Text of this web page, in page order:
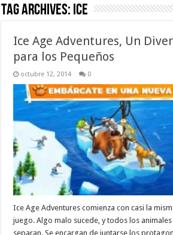
Tag Archives:ice
Ice Age Adventures, Un
para los Pequeños
octubre 12, 2014 0
Ice Age Adventures comienza con casi la
juego. Algo malo sucede, y todos los
separan. Se encargan de juntarse los